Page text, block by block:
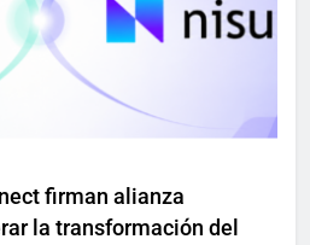
firman alianza
la transformación del